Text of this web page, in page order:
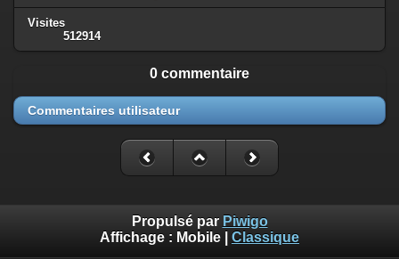
Visites
512914
0 commentaire
Commentaires utilisateur
Propulsé par Piwigo
Affichage : Mobile Classique